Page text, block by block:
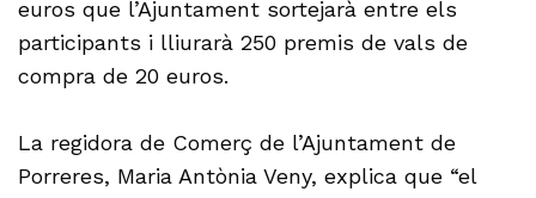
euros que l’Ajuntament sortejarà entre els
participants i lliurarà 250 premis de vals de
compra de 20 euros.
La regidora de Comerç de l’Ajuntament de
Porreres, Maria Antònia Veny, explica que “el